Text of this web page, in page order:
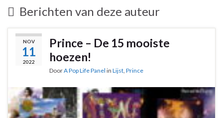
Berichten van deze auteur
NOV
11
2022
Prince – De 15 mooiste
hoezen!
DoorA Pop Life Panel in Lijst, Prince